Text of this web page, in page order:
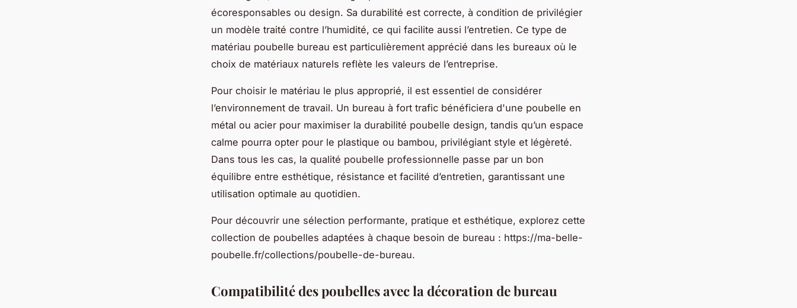
écoresponsables ou design. Sa durabilité est correcte, à condition de privilégier
un modèle traité contre l’humidité, ce qui facilite aussi l’entretien. Ce type de
matériau poubelle bureau est particulièrement apprécié dans les bureaux où le
choix de matériaux naturels reflète les valeurs de l’entreprise.
Pour choisir le matériau le plus approprié, il est essentiel de considérer
l’environnement de travail. Un bureau à fort trafic bénéficiera d'une poubelle en
métal ou acier pour maximiser la durabilité poubelle design, tandis qu’un espace
calme pourra opter pour le plastique ou bambou, privilégiant style et légèreté.
Dans tous les cas, la qualité poubelle professionnelle passe par un bon
équilibre entre esthétique, résistance et facilité d’entretien, garantissant une
utilisation optimale au quotidien.
Pour découvrir une sélection performante, pratique et esthétique, explorez cette
collection de poubelles adaptées à chaque besoin de bureau : https://ma-belle-
poubelle.fr/collections/poubelle-de-bureau.
Compatibilité des poubelles avec la décoration de bureau